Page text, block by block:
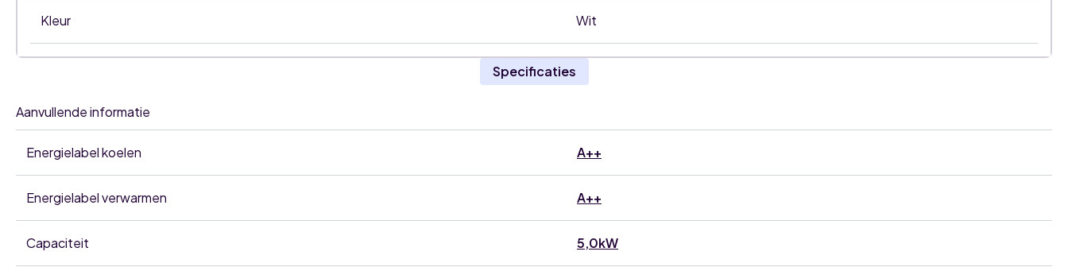
Kleur Wit
Specificaties
Aanvullende informatie
Energielabel koelen A++
Energielabel verwarmen A++
Capaciteit 5,0kW